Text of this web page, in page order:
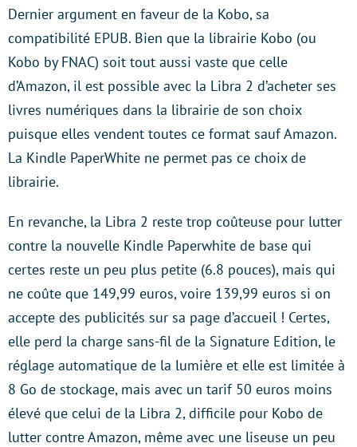
Dernier argument en faveur de la Kobo, sa
compatibilité EPUB. Bien que la librairie Kobo (ou
Kobo by FNAC) soit tout aussi vaste que celle
d’Amazon, il est possible avec la Libra 2 d’acheter ses
livres numériques dans la librairie de son choix
puisque elles vendent toutes ce format sauf Amazon.
La Kindle PaperWhite ne permet pas ce choix de
librairie.
En revanche, la Libra 2 reste trop coûteuse pour lutter
contre la nouvelle Kindle Paperwhite de base qui
certes reste un peu plus petite (6.8 pouces), mais qui
ne coûte que 149,99 euros, voire 139,99 euros si on
accepte des publicités sur sa page d’accueil ! Certes,
elle perd la charge sans-fil de la Signature Edition, le
réglage automatique de la lumière et elle est limitée à
8 Go de stockage, mais avec un tarif 50 euros moins
élevé que celui de la Libra 2, difficile pour Kobo de
lutter contre Amazon, même avec une liseuse un peu